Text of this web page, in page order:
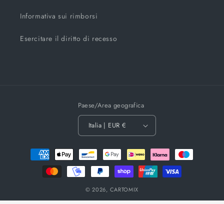
Informativa sui rimborsi
Esercitare il diritto di recesso
Paese/Area geografica
Italia | EUR €
Metodi
pagamento
© 2026, CARTOMIX